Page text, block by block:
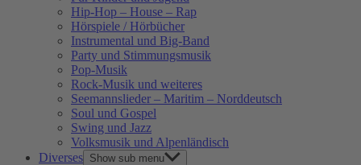
Hip-Hop – House – Rap
Hörspiele / Hörbücher
Instrumental und Big-Band
Party und Stimmungsmusik
Pop-Musik
Rock-Musik und weiteres
Seemannslieder – Maritim – Norddeutsch
Soul und Gospel
Swing und Jazz
Volksmusik und Alpenländisch
Diverses Show sub menu